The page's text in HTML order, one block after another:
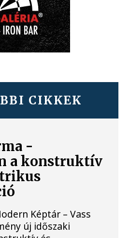
CIKKEK
-
a konstruktív
Képtár – Vass
új időszaki